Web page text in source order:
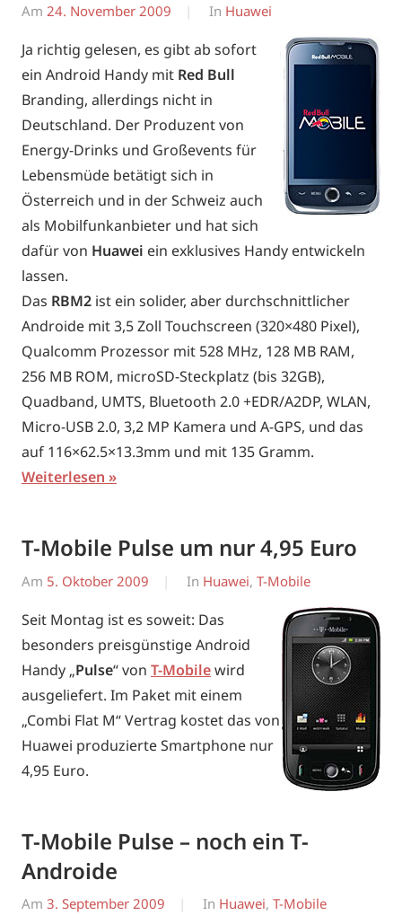
Am 24. November 2009
Von
In Huawei
Ja richtig gelesen, es gibt ab sofort
ein Android Handy mit Red Bull
Branding, allerdings nicht in
Deutschland. Der Produzent von
Energy-Drinks und Großevents für
Lebensmüde betätigt sich in
Österreich und in der Schweiz auch
als Mobilfunkanbieter und hat sich
dafür von Huawei ein exklusives Handy entwickeln
lassen.
Das RBM2 ist ein solider, aber durchschnittlicher
Androide mit 3,5 Zoll Touchscreen (320×480 Pixel),
Qualcomm Prozessor mit 528 MHz, 128 MB RAM,
256 MB ROM, microSD-Steckplatz (bis 32GB),
Quadband, UMTS, Bluetooth 2.0 +EDR/A2DP, WLAN,
Micro-USB 2.0, 3,2 MP Kamera und A-GPS, und das
auf 116×62.5×13.3mm und mit 135 Gramm.
Weiterlesen
T-Mobile Pulse um nur 4,95 Euro
Am 5. Oktober 2009
Von
In Huawei, T-Mobile
Seit Montag ist es soweit: Das
besonders preisgünstige Android
Handy „Pulse“ von T-Mobilewird
ausgeliefert. Im Paket mit einem
„Combi Flat M“ Vertrag kostet das von
Huawei produzierte Smartphone nur
4,95 Euro.
T-Mobile Pulse – noch ein T-
Androide
Am 3. September 2009
Von
In Huawei, T-Mobile